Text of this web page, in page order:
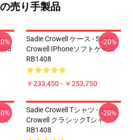
売り手製品
-
Sadie Crowell ケース - Sadie
Crowell IPhoneソフトケース
RB1408
￥233,450 - ￥253,750
-20%
ス
Sadie Crowell Tシャツ - Sadie
Crowell クラシックTシャツ
RB1408
-20%